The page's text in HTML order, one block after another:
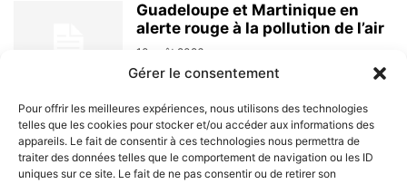
Gérer le consentement
Pour offrir les meilleures expériences, nous utilisons des technologies
telles que les cookies pour stocker et/ou accéder aux informations des
appareils. Le fait de consentir à ces technologies nous permettra de
traiter des données telles que le comportement de navigation ou les ID
uniques sur ce site. Le fait de ne pas consentir ou de retirer son
Guadeloupe et Martinique en
alerte rouge à la pollution de l’air
10 août 2026